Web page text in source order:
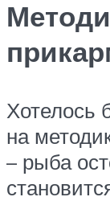
Хотелось
на
– рыба